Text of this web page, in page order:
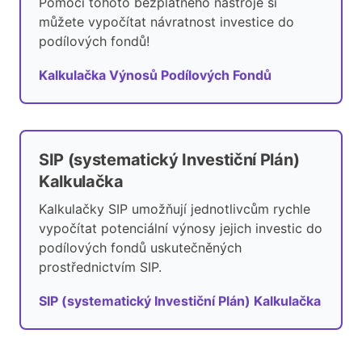
můžete vypočítat návratnost investice do
podílových fondů!
Kalkulačka Výnosů Podílových Fondů
SIP (systematický Investiční Plán)
Kalkulačka
Kalkulačky SIP umožňují jednotlivcům rychle
vypočítat potenciální výnosy jejich investic do
podílových fondů uskutečněných
prostřednictvím SIP.
SIP (systematický Investiční Plán) Kalkulačka